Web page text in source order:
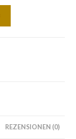
REZENSIONEN (0)